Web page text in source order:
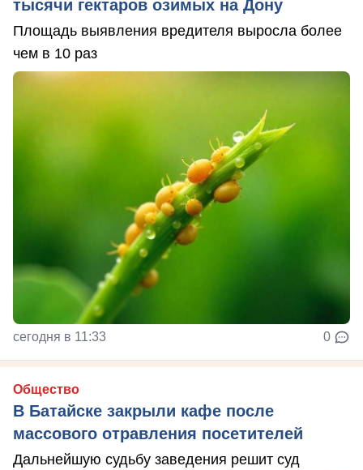
тысячи гектаров озимых на Дону
Площадь выявления вредителя выросла более
чем в 10 раз
сегодня в 11:33 0
Общество
В Батайске закрыли кафе после
массового отравления посетителей
Дальнейшую судьбу заведения решит суд